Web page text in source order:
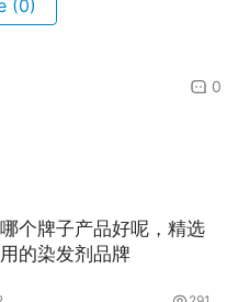
(0)
0
个牌子产品好呢，精选
的染发剂品牌